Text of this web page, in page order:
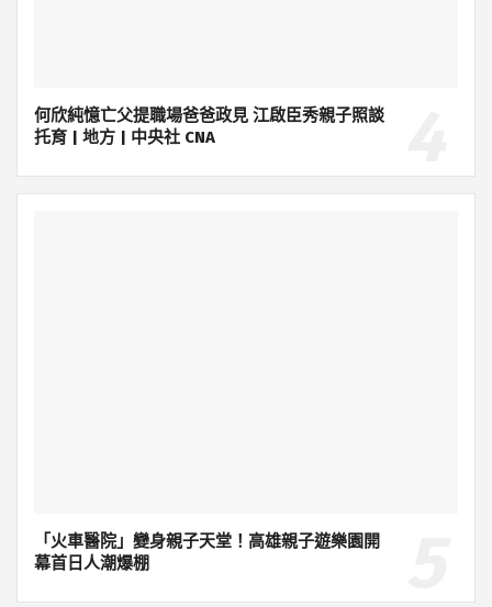
何欣純憶亡父提職場爸爸政見 江啟臣秀親子照談
托育 | 地方 | 中央社 CNA
「火車醫院」變身親子天堂！高雄親子遊樂園開
幕首日人潮爆棚